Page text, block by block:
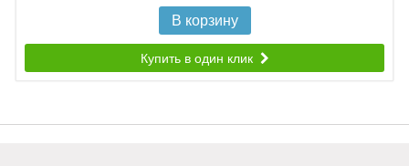
В корзину
Купить в один клик